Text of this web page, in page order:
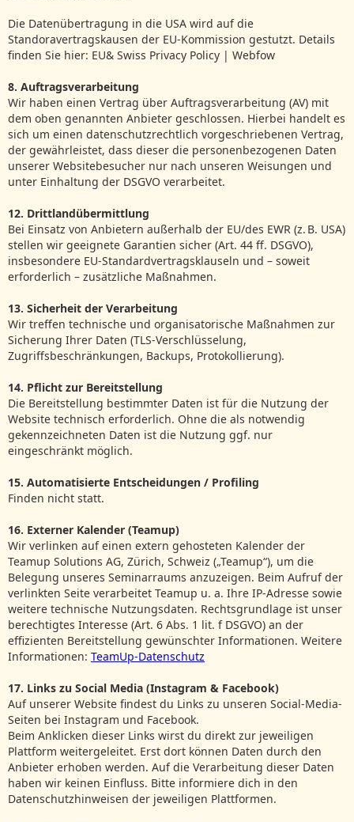
Die Datenübertragung in die USA wird auf die
Standoravertragskausen der EU-Kommission gestutzt. Details
finden Sie hier: EU& Swiss Privacy Policy | Webfow
8. Auftragsverarbeitung
Wir haben einen Vertrag über Auftragsverarbeitung (AV) mit
dem oben genannten Anbieter geschlossen. Hierbei handelt es
sich um einen datenschutzrechtlich vorgeschriebenen Vertrag,
der gewährleistet, dass dieser die personenbezogenen Daten
unserer Websitebesucher nur nach unseren Weisungen und
unter Einhaltung der DSGVO verarbeitet.
12. Drittlandübermittlung
Bei Einsatz von Anbietern außerhalb der EU/des EWR (z. B. USA)
stellen wir geeignete Garantien sicher (Art. 44 ff. DSGVO),
insbesondere EU‑Standardvertragsklauseln und – soweit
erforderlich – zusätzliche Maßnahmen.
13. Sicherheit der Verarbeitung
Wir treffen technische und organisatorische Maßnahmen zur
Sicherung Ihrer Daten (TLS‑Verschlüsselung,
Zugriffsbeschränkungen, Backups, Protokollierung).
14. Pflicht zur Bereitstellung
Die Bereitstellung bestimmter Daten ist für die Nutzung der
Website technisch erforderlich. Ohne die als notwendig
gekennzeichneten Daten ist die Nutzung ggf. nur
eingeschränkt möglich.
15. Automatisierte Entscheidungen / Profiling
Finden nicht statt.
16. Externer Kalender (Teamup)
Wir verlinken auf einen extern gehosteten Kalender der
Teamup Solutions AG, Zürich, Schweiz („Teamup“), um die
Belegung unseres Seminarraums anzuzeigen. Beim Aufruf der
verlinkten Seite verarbeitet Teamup u. a. Ihre IP-Adresse sowie
weitere technische Nutzungsdaten. Rechtsgrundlage ist unser
berechtigtes Interesse (Art. 6 Abs. 1 lit. f DSGVO) an der
effizienten Bereitstellung gewünschter Informationen. Weitere
Informationen: TeamUp-Datenschutz
17. Links zu Social Media (Instagram & Facebook)
Auf unserer Website findest du Links zu unseren Social-Media-
Seiten bei Instagram und Facebook.
Beim Anklicken dieser Links wirst du direkt zur jeweiligen
Plattform weitergeleitet. Erst dort können Daten durch den
Anbieter erhoben werden. Auf die Verarbeitung dieser Daten
haben wir keinen Einfluss. Bitte informiere dich in den
Datenschutzhinweisen der jeweiligen Plattformen.